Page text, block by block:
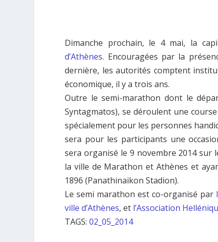
Dimanche prochain, le 4 mai, la
d’Athènes. Encouragées par la
dernière, les autorités comptent
économique, il y a trois ans.
Outre le semi-marathon dont le
Syntagmatos), se déroulent une
spécialement pour les personnes
sera pour les participants une
sera organisé le 9 novembre 2014sur
la ville de Marathon et Athènes et
1896 (Panathinaikon Stadion).
Le semi marathon est co-organisé par
ville d’Athènes, et l’Association
TAGS:02_05_2014